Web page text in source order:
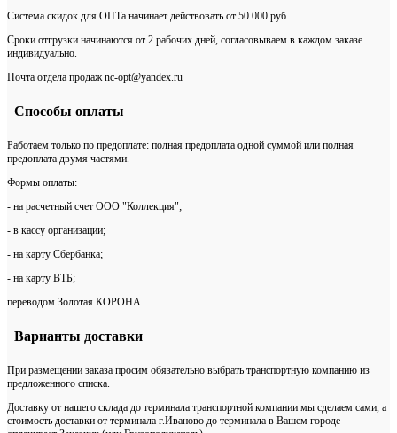
Система скидок для ОПТа начинает действовать от 50 000 руб.
Сроки отгрузки начинаются от 2 рабочих дней, согласовываем в каждом заказе
индивидуально.
Почта отдела продаж nc-opt@yandex.ru
Способы оплаты
Работаем только по предоплате: полная предоплата одной суммой или полная
предоплата двумя частями.
Формы оплаты:
- на расчетный счет ООО "Коллекция";
- в кассу организации;
- на карту Сбербанка;
- на карту ВТБ;
переводом Золотая КОРОНА.
Варианты доставки
При размещении заказа просим обязательно выбрать транспортную компанию из
предложенного списка.
Доставку от нашего склада до терминала транспортной компании мы сделаем сами, а
стоимость доставки от терминала г.Иваново до терминала в Вашем городе